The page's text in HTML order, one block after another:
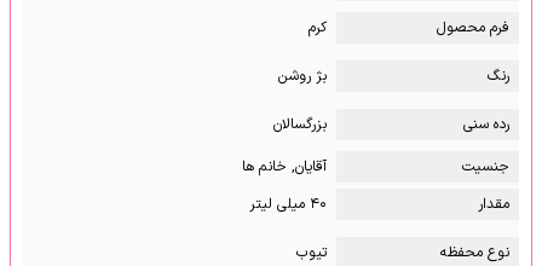
فرم محصول
کرم
رنگ بژ روشن
رده سنی
بزرگسالان
جنسیت
آقایان, خانم ها
مقدار
۴۰ میلی لیتر
نوع محفظه تیوب